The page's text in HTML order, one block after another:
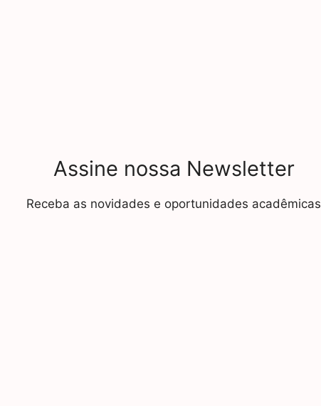
Assine nossa Newsletter
Receba as novidades e oportunidades acadêmicas